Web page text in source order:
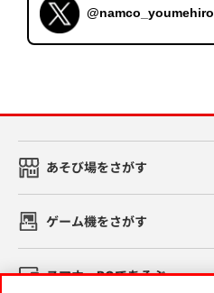
@namco_youmehiro
あそび場をさがす
ゲーム機をさがす
スマホ・PCであそぶ